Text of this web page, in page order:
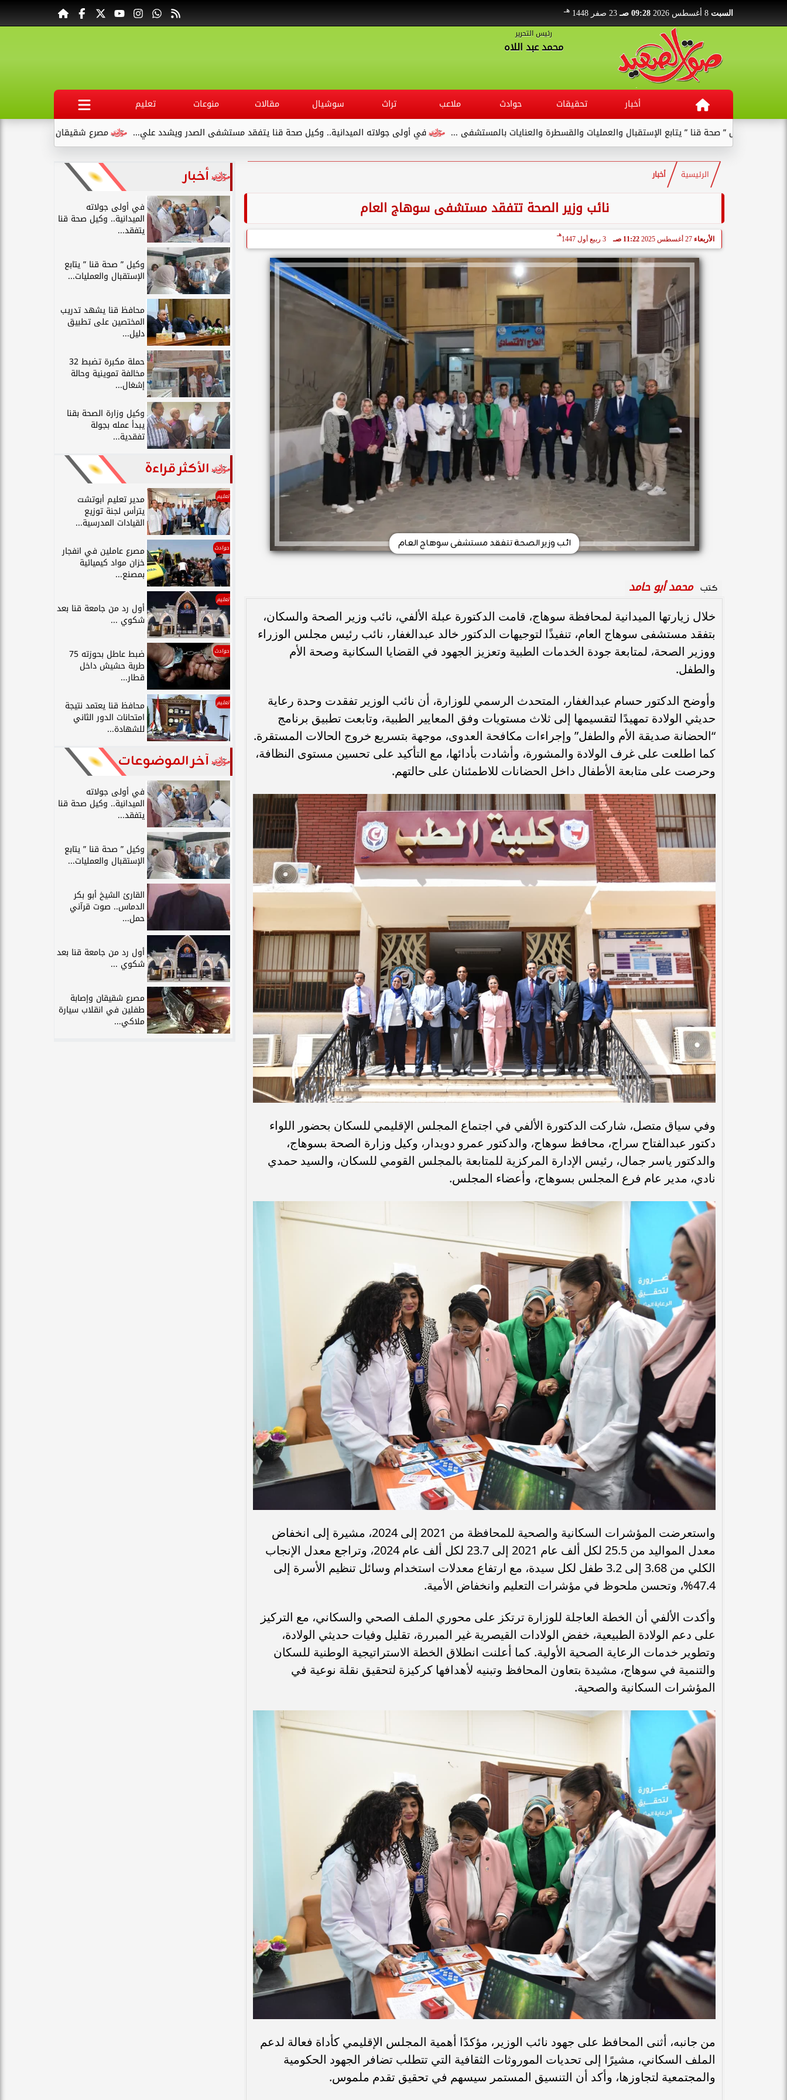
السبت 09:28 صـ 23 صفر 1448 هـ
رئيس التحرير
محمد عبد اللاه
أخبار تحقيقات حوادث ملاعب تراث سوشيال مقالات منوعات
تعليم
مصرع شقيقان وإصابة طفلين في انقلاب سيارة
في أولى جولاته الميدانية.. وكيل صحة قنا يتفقد مستشفى الصدر ويشدد علي... قنا ” يتابع الإستقبال والعمليات والقسطرة والعنايات بالمستشفى ...
الرئيسية أخبار
نائب وزير الصحة تتفقد مستشفى سوهاج العام
الأربعاء 27 أغسطس 2025 11:22 صـ 3 ربيع أول 1447
هـ
ائب وزير الصحة تتفقد مستشفى سوهاج العام
كتب محمد أبو حامد
خلال زيارتها الميدانية لمحافظة سوهاج، قامت الدكتورة عبلة الألفي، نائب وزير الصحة والسكان،
بتفقد مستشفى سوهاج العام، تنفيذًا لتوجيهات الدكتور خالد عبدالغفار، نائب رئيس مجلس الوزراء
ووزير الصحة، لمتابعة جودة الخدمات الطبية وتعزيز الجهود في القضايا السكانية وصحة الأم
والطفل.
وأوضح الدكتور حسام عبدالغفار، المتحدث الرسمي للوزارة، أن نائب الوزير تفقدت وحدة رعاية
حديثي الولادة تمهيدًا لتقسيمها إلى ثلاث مستويات وفق المعايير الطبية، وتابعت تطبيق برنامج
“الحضانة صديقة الأم والطفل” وإجراءات مكافحة العدوى، موجهة بتسريع خروج الحالات المستقرة.
كما اطلعت على غرف الولادة والمشورة، وأشادت بأدائها، مع التأكيد على تحسين مستوى النظافة،
وحرصت على متابعة الأطفال داخل الحضانات للاطمئنان على حالتهم.
وفي سياق متصل، شاركت الدكتورة الألفي في اجتماع المجلس الإقليمي للسكان بحضور اللواء
دكتور عبدالفتاح سراج، محافظ سوهاج، والدكتور عمرو دويدار، وكيل وزارة الصحة بسوهاج،
والدكتور ياسر جمال، رئيس الإدارة المركزية للمتابعة بالمجلس القومي للسكان، والسيد حمدي
نادي، مدير عام فرع المجلس بسوهاج، وأعضاء المجلس.
واستعرضت المؤشرات السكانية والصحية للمحافظة من 2021 إلى 2024، مشيرة إلى انخفاض
معدل المواليد من 25.5 لكل ألف عام 2021 إلى 23.7 لكل ألف عام 2024، وتراجع معدل الإنجاب
الكلي من 3.68 إلى 3.2 طفل لكل سيدة، مع ارتفاع معدلات استخدام وسائل تنظيم الأسرة إلى
47.4%، وتحسن ملحوظ في مؤشرات التعليم وانخفاض الأمية.
وأكدت الألفي أن الخطة العاجلة للوزارة ترتكز على محوري الملف الصحي والسكاني، مع التركيز
على دعم الولادة الطبيعية، خفض الولادات القيصرية غير المبررة، تقليل وفيات حديثي الولادة،
وتطوير خدمات الرعاية الصحية الأولية. كما أعلنت انطلاق الخطة الاستراتيجية الوطنية للسكان
والتنمية في سوهاج، مشيدة بتعاون المحافظ وتبنيه لأهدافها كركيزة لتحقيق نقلة نوعية في
المؤشرات السكانية والصحية.
من جانبه، أثنى المحافظ على جهود نائب الوزير، مؤكدًا أهمية المجلس الإقليمي كأداة فعالة لدعم
الملف السكاني، مشيرًا إلى تحديات الموروثات الثقافية التي تتطلب تضافر الجهود الحكومية
والمجتمعية لتجاوزها، وأكد أن التنسيق المستمر سيسهم في تحقيق تقدم ملموس.
أخبار
في أولى جولاته
الميدانية.. وكيل صحة قنا
يتفقد...
وكيل ” صحة قنا ” يتابع
الإستقبال والعمليات...
محافظ قنا يشهد تدريب
المختصين على تطبيق
دليل...
حملة مكبرة تضبط 32
مخالفة تموينية وحالة
إشغال...
وكيل وزارة الصحة بقنا
يبدأ عمله بجولة
تفقدية...
الأكثر قراءة
تعليم مدير تعليم أبوتشت
يترأس لجنة توزيع
القيادات المدرسية...
حوادث مصرع عاملين في انفجار
خزان مواد كيميائية
بمصنع...
تعليم
أول رد من جامعة قنا بعد
شكوي ...
حوادث ضبط عاطل بحوزته 75
طربة حشيش داخل
قطار...
تعليم محافظ قنا يعتمد نتيجة
امتحانات الدور الثاني
للشهادة...
آخر الموضوعات
في أولى جولاته
الميدانية.. وكيل صحة قنا
يتفقد...
وكيل ” صحة قنا ” يتابع
الإستقبال والعمليات...
القارئ الشيخ أبو بكر
الدماس.. صوت قرآني
حمل...
أول رد من جامعة قنا بعد
شكوي ...
مصرع شقيقان وإصابة
طفلين في انقلاب سيارة
ملاكي...